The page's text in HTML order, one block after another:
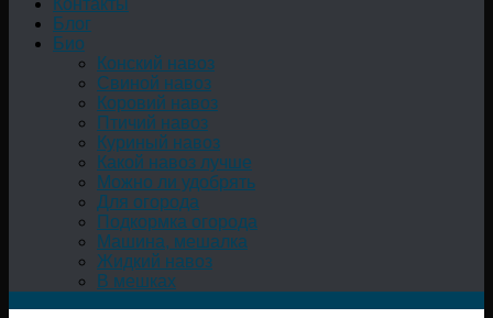
Контакты
Блог
Био
Конский навоз
Свиной навоз
Коровий навоз
Птичий навоз
Куриный навоз
Какой навоз лучше
Можно ли удобрять
Для огорода
Подкормка огорода
Машина, мешалка
Жидкий навоз
В мешках